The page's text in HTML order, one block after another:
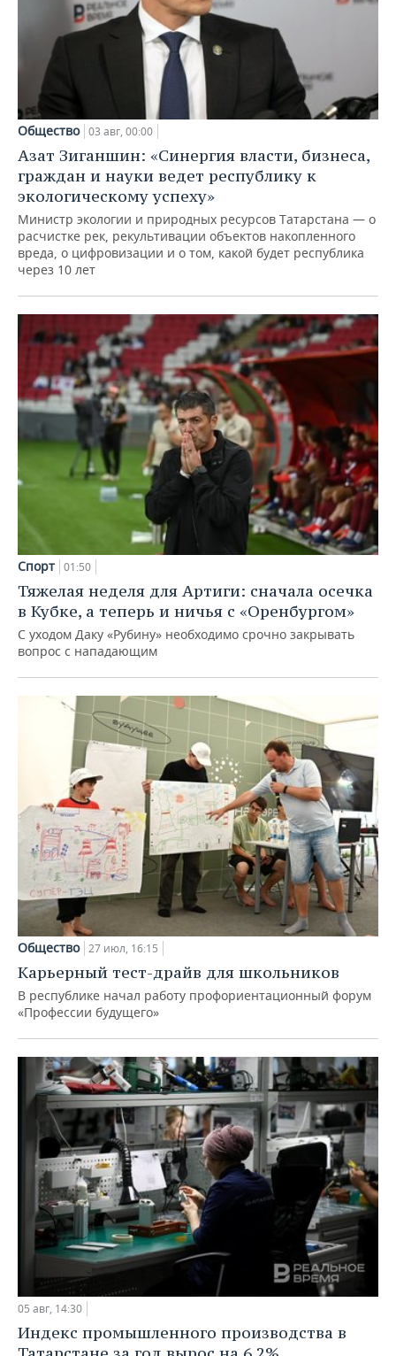
Общество 03 авг, 00:00
Азат Зиганшин: «Синергия власти, бизнеса,
граждан и науки ведет республику к
экологическому успеху»
Министр экологии и природных ресурсов Татарстана — о
расчистке рек, рекультивации объектов накопленного
вреда, о цифровизации и о том, какой будет республика
через 10 лет
Спорт 01:50
Тяжелая неделя для Артиги: сначала осечка
в Кубке, а теперь и ничья с «Оренбургом»
С уходом Даку «Рубину» необходимо срочно закрывать
вопрос с нападающим
Общество 27 июл, 16:15
Карьерный тест-драйв для школьников
В республике начал работу профориентационный форум
«Профессии будущего»
05 авг, 14:30
Индекс промышленного производства в